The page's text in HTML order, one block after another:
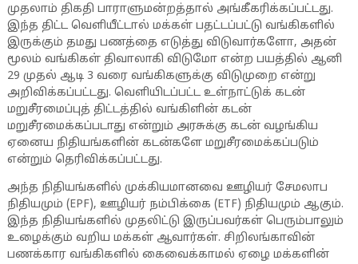
முதலாம் திகதி பாராளுமன்றத்தால் அங்கீகரிக்கப்பட்டது.
இந்த திட்ட வெளியீட்டால் மக்கள் பதட்டப்பட்டு வங்கிகளில்
இருக்கும் தமது பணத்தை எடுத்து விடுவார்களோ, அதன்
மூலம் வங்கிகள் திவாலாகி விடுமோ என்ற பயத்தில் ஆனி
29 முதல் ஆடி 3 வரை வங்கிகளுக்கு விடுமுறை என்று
அறிவிக்கப்பட்டது. வெளியிடப்பட்ட உள்நாட்டுக் கடன்
மறுசீரமைப்புத் திட்டத்தில் வங்கிளின் கடன்
மறுசீரமைக்கப்படாது என்றும் அரசுக்கு கடன் வழங்கிய
ஏனைய நிதியங்களின் கடன்களே மறுசீரமைக்கப்படும்
என்றும் தெரிவிக்கப்பட்டது.
அந்த நிதியங்களில் முக்கியமானவை ஊழியர் சேமலாப
நிதியமும் (EPF), ஊழியர் நம்பிக்கை (ETF) நிதியமும் ஆகும்.
இந்த நிதியங்களில் முதலிட்டு இருப்பவர்கள் பெரும்பாலும்
உழைக்கும் வறிய மக்கள் ஆவார்கள். சிறிலங்காவின்
பணக்கார வங்கிகளில் கைவைக்காமல் ஏழை மக்களின்